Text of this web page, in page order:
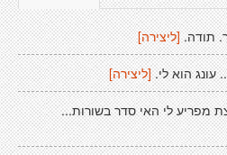
תודה. [ליצירה]
הוא לי. [ליצירה]
מפריע לי האי סדר בשורות...